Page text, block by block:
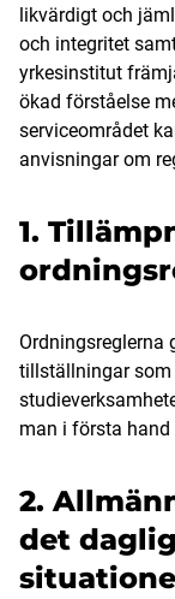
likvärdigt och
och integritet
yrkesinstitut
ökad förståelse
serviceområdet
anvisningar om
1.
Ordningsreglerna
tillställningar som
man i första hand
2.
det